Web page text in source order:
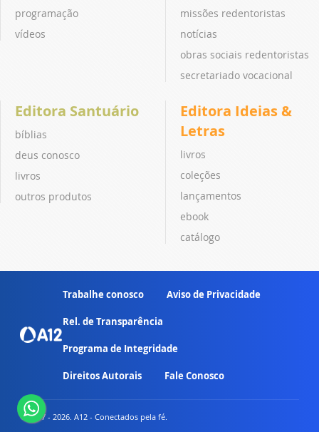
programação
vídeos
missões redentoristas
notícias
obras sociais redentoristas
secretariado vocacional
Editora Santuário
bíblias
deus conosco
livros
outros produtos
Editora Ideias &
Letras
livros
coleções
lançamentos
ebook
catálogo
Trabalhe conosco Aviso de Privacidade
Rel. de Transparência
Programa de Integridade
Direitos Autorais Fale Conosco
© 2007 - 2026. A12 - Conectados pela fé.